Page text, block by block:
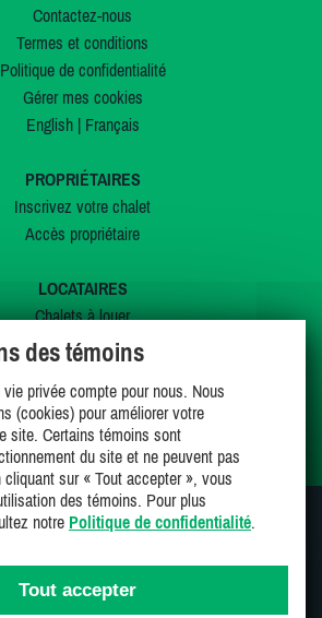
Contactez-nous
Termes et conditions
Politique de confidentialité
Gérer mes cookies
English| Français
PROPRIÉTAIRES
Inscrivez votre chalet
Accès propriétaire
LOCATAIRES
Chalets à louer
Chalets à vendre
Offres spéciales
Mes favoris
SUIVEZ-NOUS SUR
des témoins
privée compte pour nous. Nous
(cookies) pour améliorer votre
site. Certains témoins sont
du site et ne peuvent pas
sur « Tout accepter », vous
des témoins. Pour plus
notre Politique de confidentialité.
Tout accepter